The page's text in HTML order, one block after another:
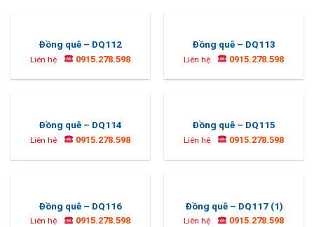
Đồng quê – DQ112
Liên hệ 0915.278.598
Đồng quê – DQ113
Liên hệ 0915.278.598
Đồng quê – DQ114
Liên hệ 0915.278.598
Đồng quê – DQ115
Liên hệ 0915.278.598
Đồng quê – DQ116
Liên hệ 0915.278.598
Đồng quê – DQ117 (1)
Liên hệ 0915.278.598